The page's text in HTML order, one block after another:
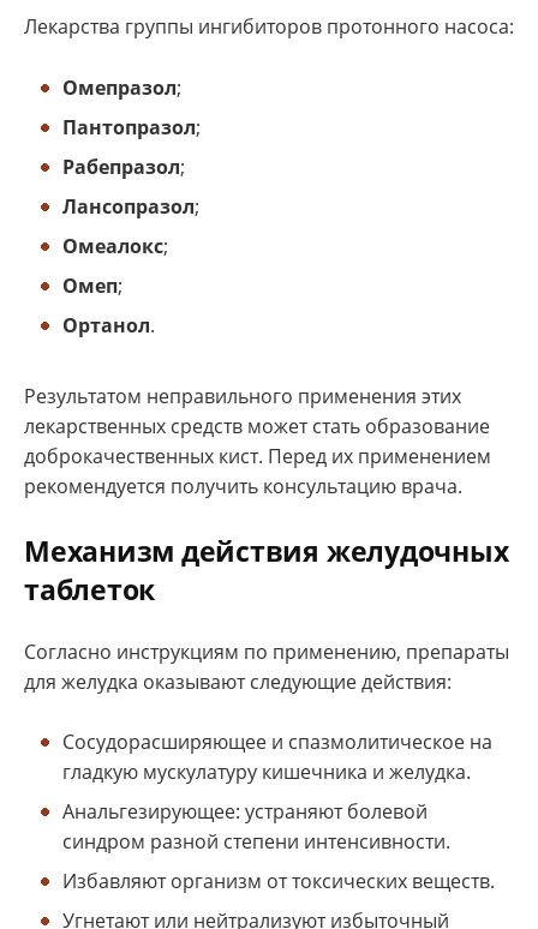
Лекарства группы ингибиторов протонного насоса:
Омепразол;
Пантопразол;
Рабепразол;
Лансопразол;
Омеалокс;
Омеп;
Ортанол.
Результатом неправильного применения этих
лекарственных средств может стать образование
доброкачественных кист. Перед их применением
рекомендуется получить консультацию врача.
Механизм действия желудочных
таблеток
Согласно инструкциям по применению, препараты
для желудка оказывают следующие действия:
Сосудорасширяющее и спазмолитическое на
гладкую мускулатуру кишечника и желудка.
Анальгезирующее: устраняют болевой
синдром разной степени интенсивности.
Избавляют организм от токсических веществ.
Угнетают или нейтрализуют избыточный